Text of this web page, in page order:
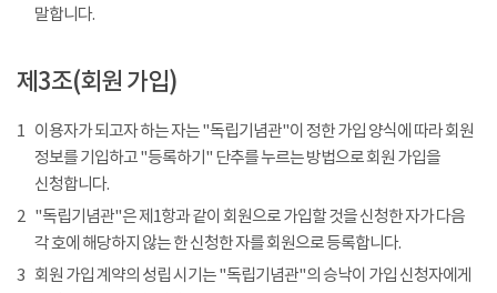
말합니다.
제3조(회원 가입)
1 이용자가 되고자 하는 자는 "독립기념관"이 정한 가입 양식에 따라 회원
정보를 기입하고 "등록하기" 단추를 누르는 방법으로 회원 가입을
신청합니다.
2 "독립기념관"은 제1항과 같이 회원으로 가입할 것을 신청한 자가 다음
각 호에 해당하지 않는 한 신청한 자를 회원으로 등록합니다.
3 회원 가입 계약의 성립 시기는 "독립기념관"의 승낙이 가입 신청자에게